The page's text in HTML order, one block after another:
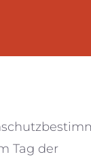
Tag der